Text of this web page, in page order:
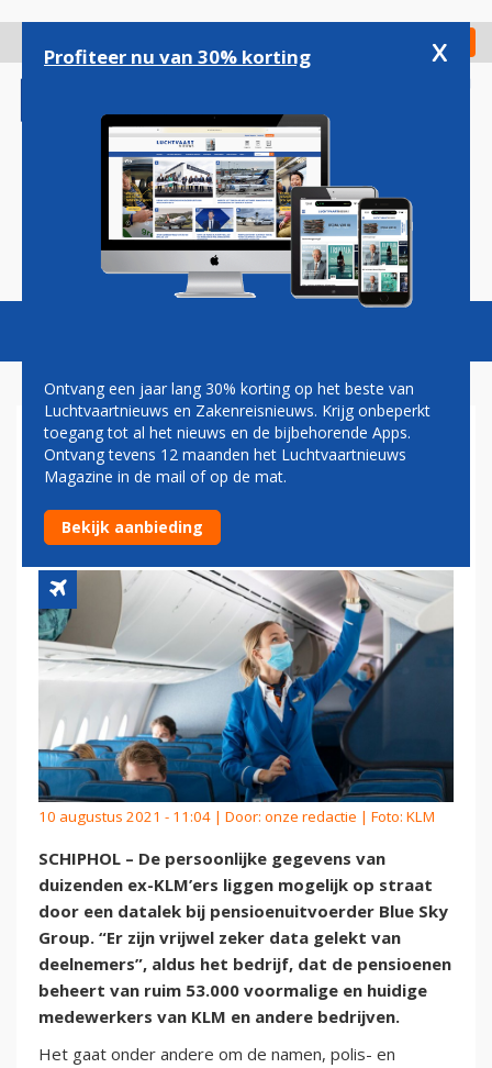
gaan
Check in
Magazine Podcasts Vacatures
GEGEVENS KLM’ERS OP
STRAAT DOOR DATALEK
PENSIOENUITVOERDER
10 augustus 2021 - 11:04 | Door: onze redactie | Foto: KLM
SCHIPHOL – De persoonlijke gegevens van
duizenden ex-KLM’ers liggen mogelijk op straat
door een datalek bij pensioenuitvoerder Blue Sky
Group. “Er zijn vrijwel zeker data gelekt van
deelnemers”, aldus het bedrijf, dat de pensioenen
beheert van ruim 53.000 voormalige en huidige
medewerkers van KLM en andere bedrijven.
Het gaat onder andere om de namen, polis- en
Profiteer nu van 30% korting x
Ontvang een jaar lang 30% korting op het beste van
Luchtvaartnieuws en Zakenreisnieuws. Krijg onbeperkt
toegang tot al het nieuws en de bijbehorende Apps.
Ontvang tevens 12 maanden het Luchtvaartnieuws
Magazine in de mail of op de mat.
Bekijk aanbieding